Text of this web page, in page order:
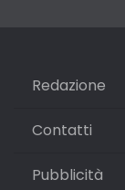
Redazione
Contatti
Pubblicità